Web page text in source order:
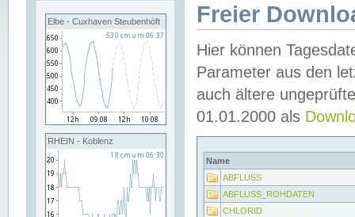
Elbe - Cuxhaven Steubenhöft
RHEIN - Koblenz
Freier
Hier können
Parameter aus den
auch ältere
01.01.2000 als
Name
ABFLUSS
ABFLUSS_ROHDATEN
CHLORID